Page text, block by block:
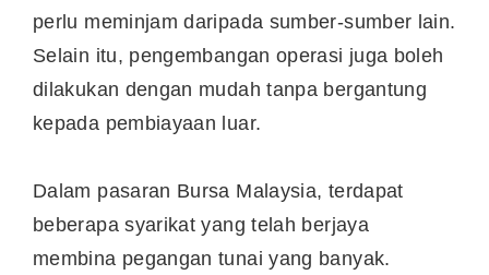
perlu meminjam daripada sumber-sumber lain.
Selain itu, pengembangan operasi juga boleh
dilakukan dengan mudah tanpa bergantung
kepada pembiayaan luar.
Dalam pasaran Bursa Malaysia, terdapat
beberapa syarikat yang telah berjaya
membina pegangan tunai yang banyak.